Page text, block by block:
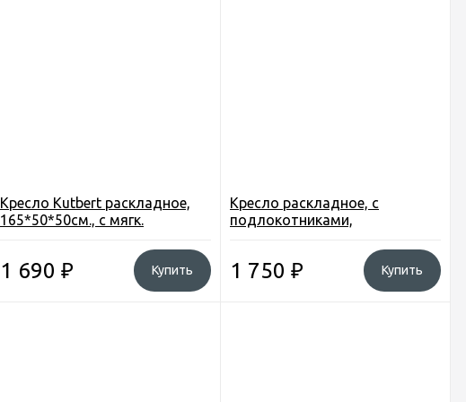
Кресло Kutbert раскладное,
165*50*50см., с мягк.
1 690 ₽ Купить
Кресло раскладное, с
подлокотниками,
каркас, цвет зеленый Jjyz-002
1 750 ₽ Купить